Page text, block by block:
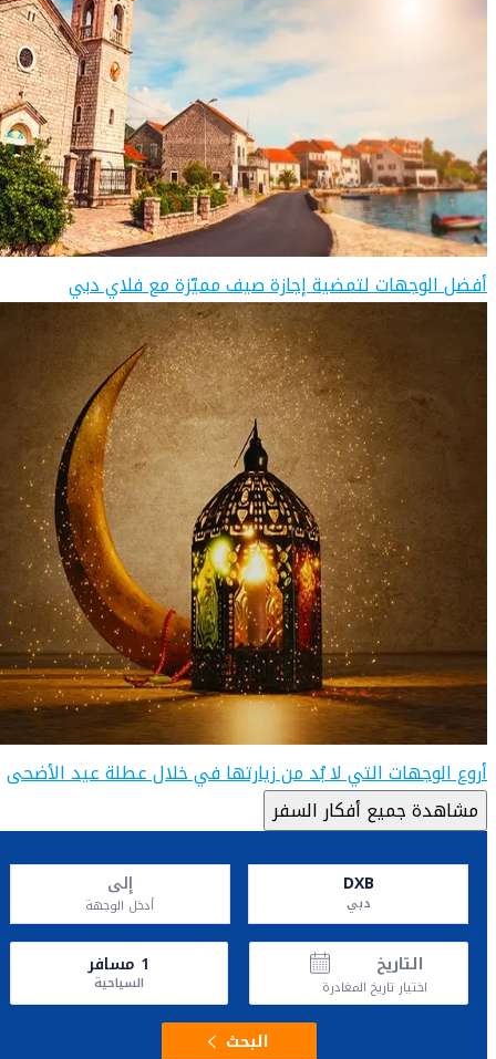
أفضل الوجهات لتمضية إجازة صيف مميّزة مع فلاي دبي
أروع الوجهات التي لا بُد من زيارتها في خلال عطلة عيد الأضحى
مشاهدة جميع أفكار السفر
DXB
دبي
إلى
أدخل الوجهة
التاريخ
اختيار تاريخ المغادرة
1 مسافر
السياحية
البحث